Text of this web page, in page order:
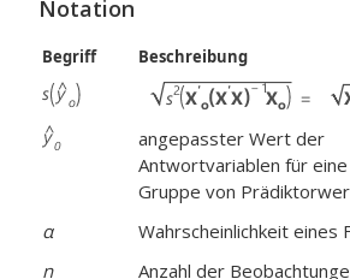
Notation
Begriff Beschreibung
angepasster Wert der
Antwortvariablen für
Gruppe von
α
Wahrscheinlichkeit eines
n
Anzahl der